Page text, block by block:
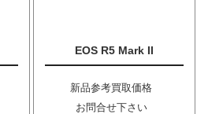
EOS R5 Mark II
新品参考買取価格
お問合せ下さい